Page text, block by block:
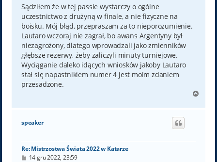
t
Sądziłem że w tej passie wystarczy o ogólne
uczestnictwo z drużyną w finale, a nie fizyczne na
boisku. Mój błąd, przepraszam za to nieporozumienie.
Lautaro wczoraj nie zagrał, bo awans Argentyny był
niezagrożony, dlatego wprowadzali jako zmienników
głębsze rezerwy, żeby zaliczyli minuty turniejowe.
Wyciąganie daleko idących wniosków jakoby Lautaro
stał się napastnikiem numer 4 jest moim zdaniem
przesadzone.
g
speaker
Re: Mistrzostwa Świata 2022 w Katarze
P14 gru 2022, 23:59